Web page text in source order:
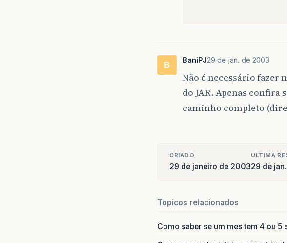
B BaniPJ29 de jan. de 2003
Não é necessário fazer
do JAR. Apenas confira
caminho completo
CRIADO
29 de janeiro de 2003
ULTIMA
29 de
Topicos relacionados
Como saber se um mes tem 4 ou 5